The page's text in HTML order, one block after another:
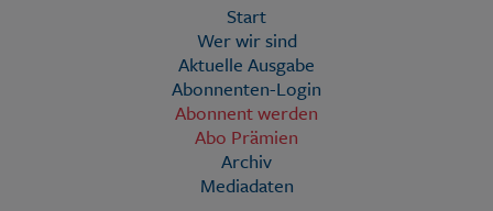
Start
Wer wir sind
Aktuelle Ausgabe
Abonnenten-Login
Abonnent werden
Abo Prämien
Archiv
Mediadaten